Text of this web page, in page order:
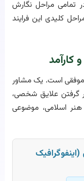
تمامی مراحل نگارش
کلیدی این فرایند
کارآمد
است. یک مشاور
گرفتن علایق شخصی،
اسلامی، موضوعی